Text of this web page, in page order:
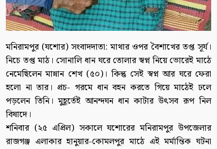
মনিরামপুর (যশোর) সংবাদদাতা: মাথার ওপর বৈশাখের তপ্ত সূর্য।
নিচে তপ্ত মাঠ। সোনালি ধান ঘরে তোলার স্বপ্ন নিয়ে ভোরেই মাঠে
নেমেছিলেন মান্নান শেখ (৫০)। কিন্তু সেই স্বপ্ন আর ঘরে ফেরা
হলো না তার। প্রচ- গরমে ধান বহন করতে গিয়ে মাঠেই ঢলে
পড়লেন তিনি। মুহূর্তেই আনন্দঘন ধান কাটার উৎসব রূপ নিল
বিষাদে।
শনিবার (২৫ এপ্রিল) সকালে যশোরের মনিরামপুর উপজেলার
রাজগঞ্জ এলাকার হানুয়ার-কোমলপুর মাঠে এই মর্মান্তিক ঘটনা